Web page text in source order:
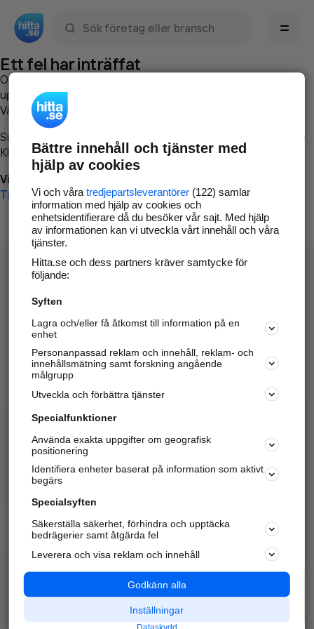
Ett fel har inträffat
Om du vill kan du
uppstod så att vi lättare och snabbare kan avhjälpa det.
Vänligen försök med följande:
Surfa till
Klicka påTillbaka-knappen i webbläsaren och försök igen
Vi beklagar besväret!
Till startsidan
Hitta.se - Gratis nummerupplysning.
Sök företag, personer och platser.
Hitta telefonnummer, adresser, företagsinfo mm.
Marknadsför företaget
Kom igång och annonsera mot
samarbetspartners nära dig.
Alla kategorier
Populära sökningar
API & Kartor
Annonsera
Integritet
Nödnummer
Bättre innehåll och tjänster med
hjälp av cookies
Vi och våra tredjepartsleverantörer(122) samlar
information med hjälp av cookies och
enhetsidentifierare då du besöker vår sajt. Med hjälp
av informationen kan vi utveckla vårt innehåll och våra
tjänster.
Hitta.se och dess partners kräver samtycke för
följande:
Syften
Lagra och/eller få åtkomst till information på en
enhet
Personanpassad reklam och innehåll, reklam- och
innehållsmätning samt forskning angående
målgrupp
Utveckla och förbättra tjänster
Specialfunktioner
Använda exakta uppgifter om geografisk
positionering
Identifiera enheter baserat på information som aktivt
begärs
Specialsyften
Säkerställa säkerhet, förhindra och upptäcka
bedrägerier samt åtgärda fel
Leverera och visa reklam och innehåll
Godkänn alla
Inställningar
Dataskydd